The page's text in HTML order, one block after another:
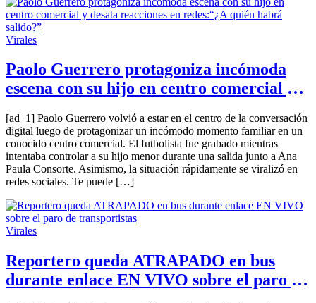
Virales
Paolo Guerrero protagoniza incómoda
escena con su hijo en centro comercial y
habrá salido?”
[ad_1] Paolo Guerrero volvió a estar en el centro de la conversación
digital luego de protagonizar un incómodo momento familiar en un
conocido centro comercial. El futbolista fue grabado mientras
intentaba controlar a su hijo menor durante una salida junto a Ana
Paula Consorte. Asimismo, la situación rápidamente se viralizó en
redes sociales. Te puede […]
Virales
Reportero queda ATRAPADO en bus
durante enlace EN VIVO sobre el paro de